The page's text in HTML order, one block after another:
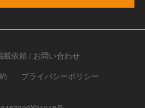
載依頼 / お問い合わせ
プライバシーポリシー